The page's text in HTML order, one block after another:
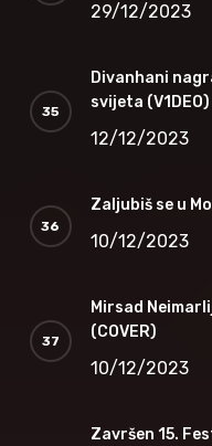
29/12/2023
Divanhani
svijeta (V1DEO)
12/12/2023
Zaljubiš se u
10/12/2023
Mirsad
(COVER)
10/12/2023
Završen 15.